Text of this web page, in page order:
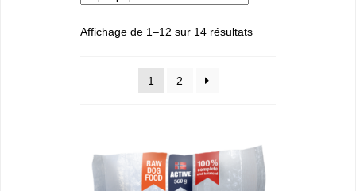
Affichage de 1–12 sur 14 résultats
1 2